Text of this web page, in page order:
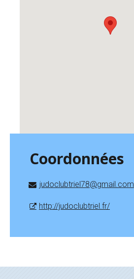
Coordonnées
judoclubtriel78@gmail.com
http://judoclubtriel.fr/